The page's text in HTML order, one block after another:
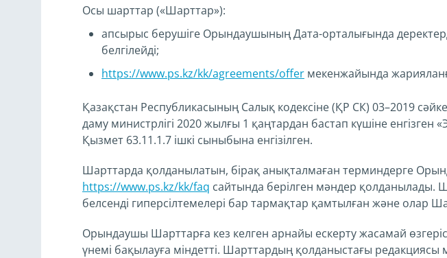
Осы шарттар («Шарттар»):
апсырыс берушіге Орындаушының Дата-орталығында
белгілейді;
https://www.ps.kz/kk/agreements/offer мекенжайында
Қазақстан Республикасының Салық кодексіне (ҚР СК) 03–2019
даму министрлігі 2020 жылғы 1 қаңтардан бастап күшіне енгізген
Қызмет 63.11.1.7 ішкі сыныбына енгізілген.
Шарттарда қолданылатын, бірақ анықталмаған терминдерге
https://www.ps.kz/kk/faq сайтында берілген мәндер қолданылады.
белсенді гиперсілтемелері бар тармақтар қамтылған және олар
Орындаушы Шарттарға кез келген арнайы ескерту жасамай
үнемі бақылауға міндетті. Шарттардың қолданыстағы